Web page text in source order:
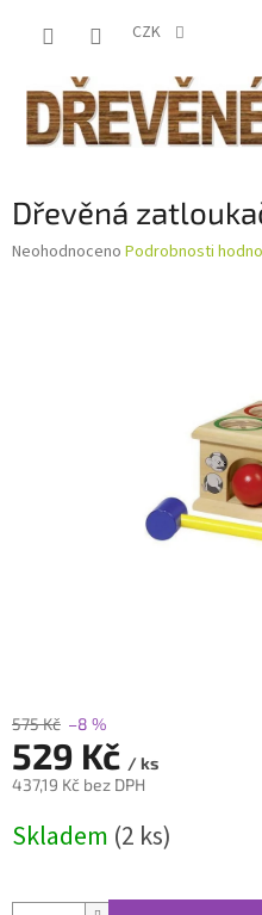
CZK
Dřevěná
Průměrné
Neohodnoceno Podrobnosti
575 Kč –8 %
529 Kč / ks
437,19 Kč bez DPH
cena:
Skladem (2 ks)